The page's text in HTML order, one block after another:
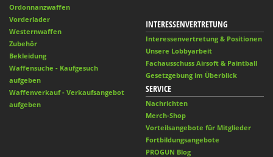
Ordonnanzwaffen
Vorderlader
Westernwaffen
Zubehör
Bekleidung
Waffensuche - Kaufgesuch
aufgeben
Waffenverkauf - Verkaufsangebot
aufgeben
INTERESSENVERTRETUNG
Interessenvertretung & Positionen
Unsere Lobbyarbeit
Fachausschuss Airsoft & Paintball
Gesetzgebung im Überblick
SERVICE
Nachrichten
Merch-Shop
Vorteilsangebote für Mitglieder
Fortbildungsangebote
PROGUN Blog